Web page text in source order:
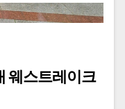
웨스트레이크